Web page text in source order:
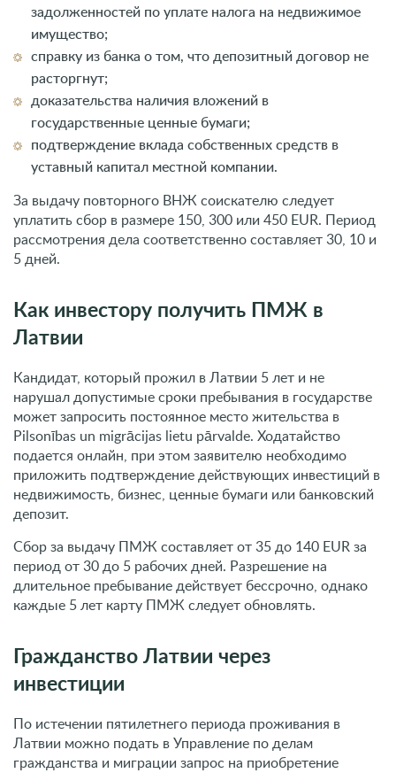
задолженностей по уплате налога на недвижимое
имущество;
справку из банка о том, что депозитный договор не
расторгнут;
доказательства наличия вложений в
государственные ценные бумаги;
подтверждение вклада собственных средств в
уставный капитал местной компании.
За выдачу повторного ВНЖ соискателю следует
уплатить сбор в размере 150, 300 или 450 EUR. Период
рассмотрения дела соответственно составляет 30, 10 и
5 дней.
Как инвестору получить ПМЖ в
Латвии
Кандидат, который прожил в Латвии 5 лет и не
нарушал допустимые сроки пребывания в государстве
может запросить постоянное место жительства в
Pilsonības un migrācijas lietu pārvalde. Ходатайство
подается онлайн, при этом заявителю необходимо
приложить подтверждение действующих инвестиций в
недвижимость, бизнес, ценные бумаги или банковский
депозит.
Сбор за выдачу ПМЖ составляет от 35 до 140 EUR за
период от 30 до 5 рабочих дней. Разрешение на
длительное пребывание действует бессрочно, однако
каждые 5 лет карту ПМЖ следует обновлять.
Гражданство Латвии через
инвестиции
По истечении пятилетнего периода проживания в
Латвии можно подать в Управление по делам
гражданства и миграции запрос на приобретение